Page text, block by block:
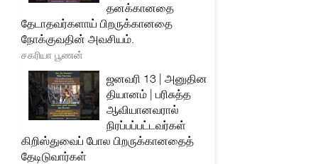
தனக்கானதை
தேடாதவர்களாய் பிறருக்கானதை
நோக்குவதின் அவசியம்.
சகரியா பூணன்
ஜனவரி 13 | அனுதின
தியானம் | பரிசுத்த
ஆவியானவரால்
நிரப்பப்பட்டவர்கள்
கிறிஸ்துவைப் போல பிறருக்கானதைத்
தேடிடுவார்கள்